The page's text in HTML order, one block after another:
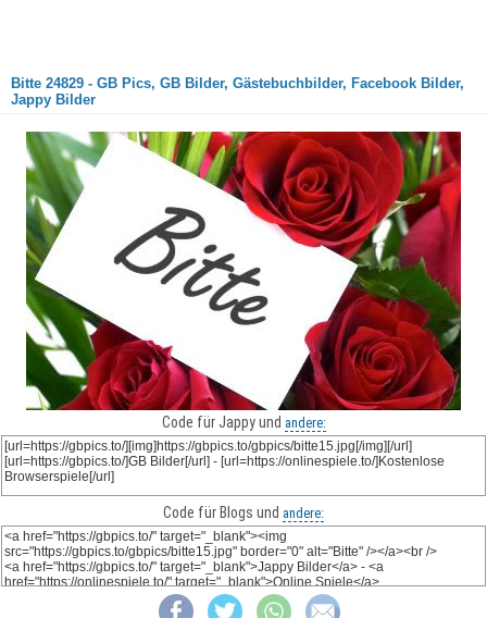
Bitte 24829 - GB Pics, GB Bilder, Gästebuchbilder, Facebook Bilder,
Jappy Bilder
Code für Jappy und andere:
Code für Blogs und andere: